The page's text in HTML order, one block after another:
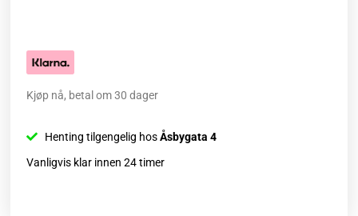
Kjøp nå, betal om 30 dager
Henting tilgengelig hosÅsbygata 4
Vanligvis klar innen 24 timer